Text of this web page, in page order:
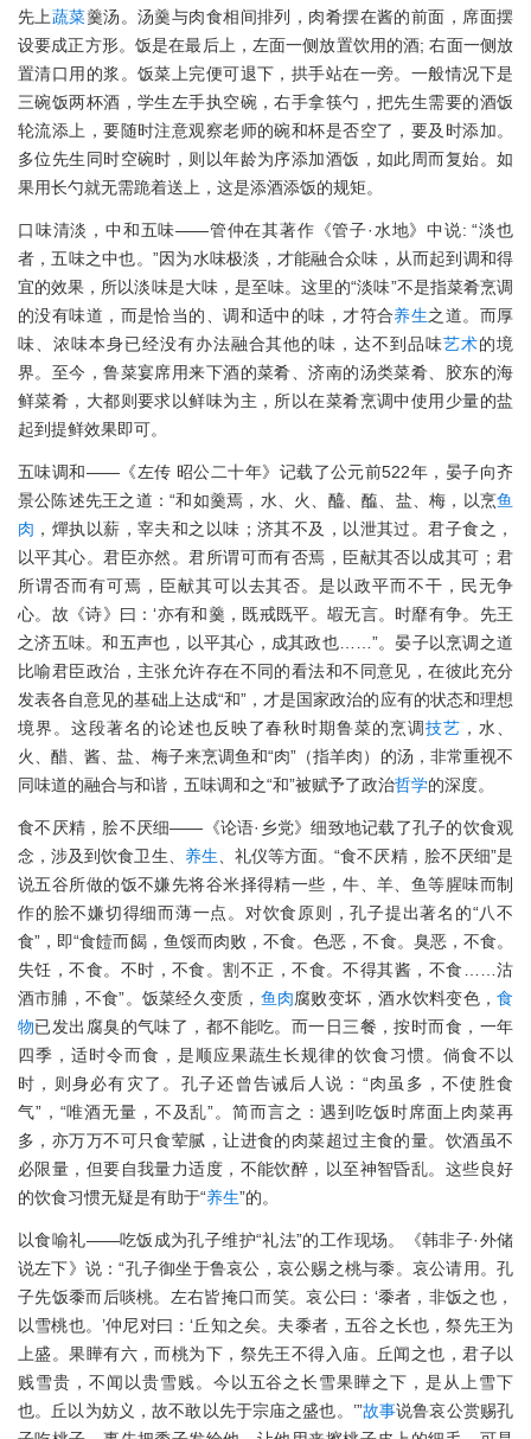
先上蔬菜羹汤。汤羹与肉食相间排列，肉肴摆在酱的前面，席面摆
设要成正方形。饭是在最后上，左面一侧放置饮用的酒; 右面一侧放
置清口用的浆。饭菜上完便可退下，拱手站在一旁。一般情况下是
三碗饭两杯酒，学生左手执空碗，右手拿筷勺，把先生需要的酒饭
轮流添上，要随时注意观察老师的碗和杯是否空了，要及时添加。
多位先生同时空碗时，则以年龄为序添加酒饭，如此周而复始。如
果用长勺就无需跪着送上，这是添酒添饭的规矩。
口味清淡，中和五味——管仲在其著作《管子·水地》中说: “淡也
者，五味之中也。”因为水味极淡，才能融合众味，从而起到调和得
宜的效果，所以淡味是大味，是至味。这里的“淡味”不是指菜肴烹调
的没有味道，而是恰当的、调和适中的味，才符合养生之道。而厚
味、浓味本身已经没有办法融合其他的味，达不到品味艺术的境
界。至今，鲁菜宴席用来下酒的菜肴、济南的汤类菜肴、胶东的海
鲜菜肴，大都则要求以鲜味为主，所以在菜肴烹调中使用少量的盐
起到提鲜效果即可。
五味调和——《左传 昭公二十年》记载了公元前522年，晏子向齐
景公陈述先王之道：“和如羹焉，水、火、醯、醢、盐、梅，以烹鱼
肉 ，燀执以薪，宰夫和之以味；济其不及，以泄其过。君子食之，
以平其心。君臣亦然。君所谓可而有否焉，臣献其否以成其可；君
所谓否而有可焉，臣献其可以去其否。是以政平而不干，民无争
心。故《诗》曰：‘亦有和羹，既戒既平。嘏无言。时靡有争。先王
之济五味。和五声也，以平其心，成其政也……”。晏子以烹调之道
比喻君臣政治，主张允许存在不同的看法和不同意见，在彼此充分
发表各自意见的基础上达成“和”，才是国家政治的应有的状态和理想
境界。这段著名的论述也反映了春秋时期鲁菜的烹调技艺 ，水、
火、醋、酱、盐、梅子来烹调鱼和“肉”（指羊肉）的汤，非常重视不
同味道的融合与和谐，五味调和之“和”被赋予了政治哲学的深度。
食不厌精，脍不厌细——《论语·乡党》细致地记载了孔子的饮食观
念，涉及到饮食卫生、 养生、礼仪等方面。“食不厌精，脍不厌细”是
说五谷所做的饭不嫌先将谷米择得精一些，牛、羊、鱼等腥味而制
作的脍不嫌切得细而薄一点。对饮食原则，孔子提出著名的“八不
食”，即“食饐而餲，鱼馁而肉败，不食。色恶，不食。臭恶，不食。
失饪，不食。不时，不食。割不正，不食。不得其酱，不食……沽
酒市脯，不食”。饭菜经久变质， 鱼肉腐败变坏，酒水饮料变色，食
物已发出腐臭的气味了，都不能吃。而一日三餐，按时而食，一年
四季，适时令而食，是顺应果蔬生长规律的饮食习惯。倘食不以
时，则身必有灾了。孔子还曾告诫后人说：“肉虽多，不使胜食
气”，“唯酒无量，不及乱”。简而言之：遇到吃饭时席面上肉菜再
多，亦万万不可只食荤腻，让进食的肉菜超过主食的量。饮酒虽不
必限量，但要自我量力适度，不能饮醉，以至神智昏乱。这些良好
的饮食习惯无疑是有助于“养生”的。
以食喻礼——吃饭成为孔子维护“礼法”的工作现场。《韩非子·外储
说左下》说：“孔子御坐于鲁哀公，哀公赐之桃与黍。哀公请用。孔
子先饭黍而后啖桃。左右皆掩口而笑。哀公曰：‘黍者，非饭之也，
以雪桃也。’仲尼对曰：‘丘知之矣。夫黍者，五谷之长也，祭先王为
上盛。果瞱有六，而桃为下，祭先王不得入庙。丘闻之也，君子以
贱雪贵，不闻以贵雪贱。今以五谷之长雪果瞱之下，是从上雪下
也。丘以为妨义，故不敢以先于宗庙之盛也。’”故事说鲁哀公赏赐孔